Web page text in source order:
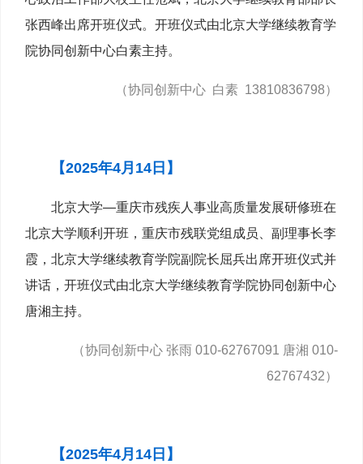
张西峰出席开班仪式。开班仪式由北京大学继续教育学
院协同创新中心白素主持。
（协同创新中心 白素 13810836798）
【2025年4月14日】
北京大学—重庆市残疾人事业高质量发展研修班在
北京大学顺利开班，重庆市残联党组成员、副理事长李
霞，北京大学继续教育学院副院长屈兵出席开班仪式并
讲话，开班仪式由北京大学继续教育学院协同创新中心
唐湘主持。
（协同创新中心 张雨 010-62767091 唐湘 010-
62767432）
【2025年4月14日】